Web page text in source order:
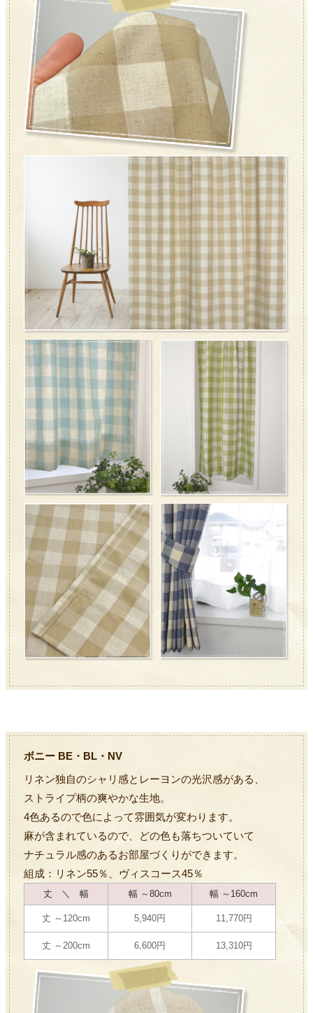
ボニー BE・BL・NV
リネン独自のシャリ感とレーヨンの光沢感がある、
ストライプ柄の爽やかな生地。
4色あるので色によって雰囲気が変わります。
麻が含まれているので、どの色も落ちついていて
ナチュラル感のあるお部屋づくりができます。
組成：リネン55％、ヴィスコース45％
丈 ＼ 幅 幅 ～80cm 幅 ～160cm
丈 ～120cm 5,940円 11,770円
丈 ～200cm 6,600円 13,310円